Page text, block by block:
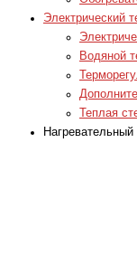
Электрический
Водяной
Теплая